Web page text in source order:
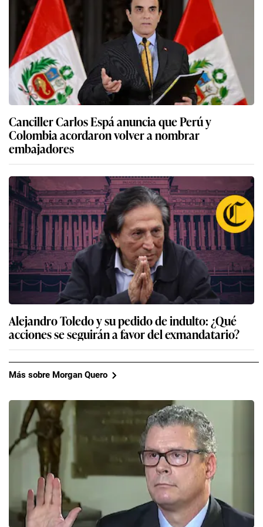
Canciller Carlos Espá anuncia que Perú y
Colombia acordaron volver a nombrar
embajadores
Alejandro Toledo y su pedido de indulto: ¿Qué
acciones se seguirán a favor del exmandatario?
Más sobre Morgan Quero